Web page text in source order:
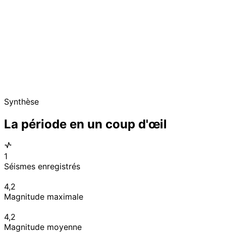
Synthèse
La période en un coup d'œil
1
Séismes enregistrés
4,2
Magnitude maximale
4,2
Magnitude moyenne